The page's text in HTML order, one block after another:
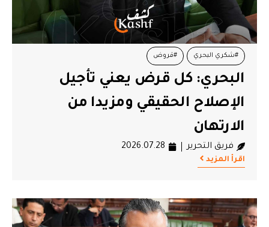
#شكري البحري #قروض
البحري: كل قرض يعني تأجيل
الإصلاح الحقيقي ومزيدا من
الارتهان
فريق التحرير 2026.07.28
اقرأ المزيد